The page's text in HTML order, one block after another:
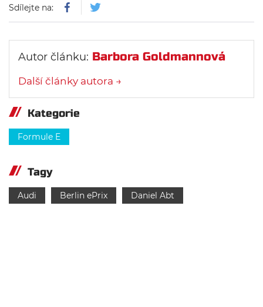
Sdílejte na:
Autor článku: Barbora Goldmannová
Další články autora →
Kategorie
Formule E
Tagy
Audi Berlin ePrix Daniel Abt